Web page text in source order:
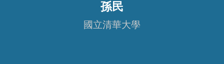
孫民
國立清華大學